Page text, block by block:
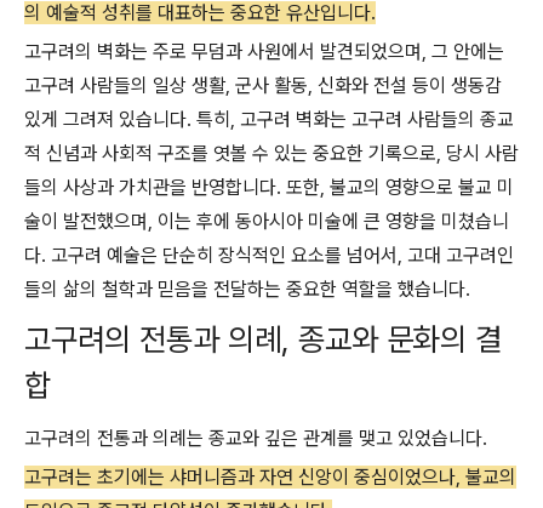
의 예술적 성취를 대표하는 중요한 유산입니다.
고구려의 벽화는 주로 무덤과 사원에서 발견되었으며, 그 안에는
고구려 사람들의 일상 생활, 군사 활동, 신화와 전설 등이 생동감
있게 그려져 있습니다. 특히, 고구려 벽화는 고구려 사람들의 종교
적 신념과 사회적 구조를 엿볼 수 있는 중요한 기록으로, 당시 사람
들의 사상과 가치관을 반영합니다. 또한, 불교의 영향으로 불교 미
술이 발전했으며, 이는 후에 동아시아 미술에 큰 영향을 미쳤습니
다. 고구려 예술은 단순히 장식적인 요소를 넘어서, 고대 고구려인
들의 삶의 철학과 믿음을 전달하는 중요한 역할을 했습니다.
고구려의 전통과 의례, 종교와 문화의 결
합
고구려의 전통과 의례는 종교와 깊은 관계를 맺고 있었습니다.
고구려는 초기에는 샤머니즘과 자연 신앙이 중심이었으나, 불교의